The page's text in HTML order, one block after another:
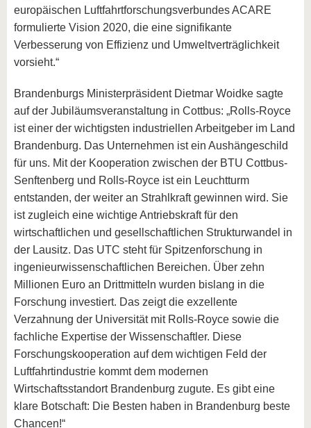
europäischen Luftfahrtforschungsverbundes ACARE
formulierte Vision 2020, die eine signifikante
Verbesserung von Effizienz und Umweltverträglichkeit
vorsieht.“
Brandenburgs Ministerpräsident Dietmar Woidke sagte
auf der Jubiläumsveranstaltung in Cottbus: „Rolls-Royce
ist einer der wichtigsten industriellen Arbeitgeber im Land
Brandenburg. Das Unternehmen ist ein Aushängeschild
für uns. Mit der Kooperation zwischen der BTU Cottbus-
Senftenberg und Rolls-Royce ist ein Leuchtturm
entstanden, der weiter an Strahlkraft gewinnen wird. Sie
ist zugleich eine wichtige Antriebskraft für den
wirtschaftlichen und gesellschaftlichen Strukturwandel in
der Lausitz. Das UTC steht für Spitzenforschung in
ingenieurwissenschaftlichen Bereichen. Über zehn
Millionen Euro an Drittmitteln wurden bislang in die
Forschung investiert. Das zeigt die exzellente
Verzahnung der Universität mit Rolls-Royce sowie die
fachliche Expertise der Wissenschaftler. Diese
Forschungskooperation auf dem wichtigen Feld der
Luftfahrtindustrie kommt dem modernen
Wirtschaftsstandort Brandenburg zugute. Es gibt eine
klare Botschaft: Die Besten haben in Brandenburg beste
Chancen!“